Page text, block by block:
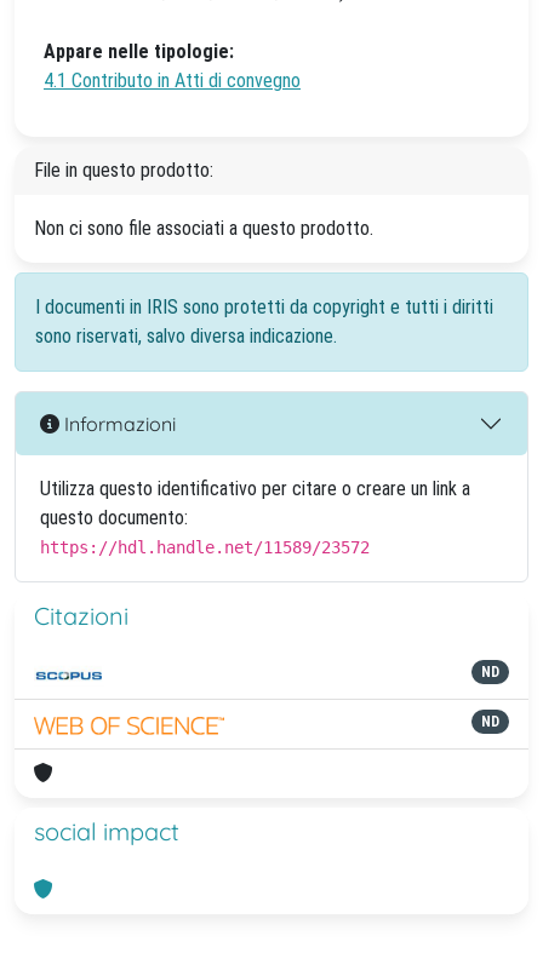
Appare nelle tipologie:
4.1 Contributo in Atti di convegno
File in questo prodotto:
Non ci sono file associati a questo prodotto.
I documenti in IRIS sono protetti da copyright e tutti i diritti
sono riservati, salvo diversa indicazione.
Informazioni
Utilizza questo identificativo per citare o creare un link a
questo documento:
https://hdl.handle.net/11589/23572
Citazioni
ND
ND
social impact